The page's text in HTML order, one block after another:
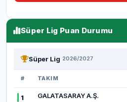
Süper Lig Puan Durumu
Süper Lig 2026/2027
# TAKIM
1 GALATASARAY A.Ş.